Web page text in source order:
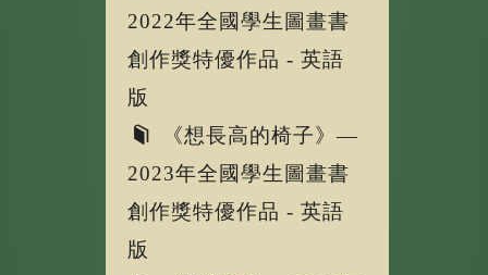
2022年全國學生圖畫書
創作獎特優作品 - 英語
版
《想長高的椅子》—
2023年全國學生圖畫書
創作獎特優作品 - 英語
版